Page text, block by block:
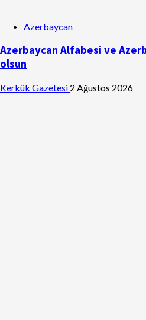
Azerbaycan
Azerbaycan Alfabesi ve
olsun
Kerkük Gazetesi 2 Ağustos 2026